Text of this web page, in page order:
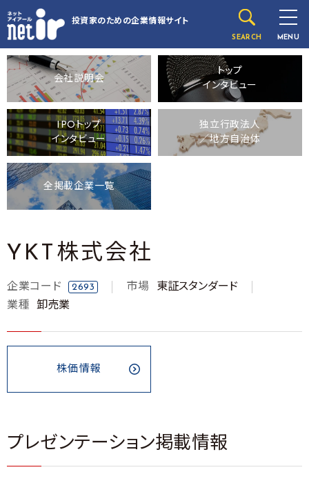
投資家のための企業情報サイト
SEARCH MENU
会社説明会
トップ
インタビュー
IPOトップ
インタビュー
独立行政法人
／地方自治体
全掲載企業一覧
YKT株式会社
企業コード 2693 市場
東証スタンダード
業種
卸売業
株価情報
プレゼンテーション掲載情報